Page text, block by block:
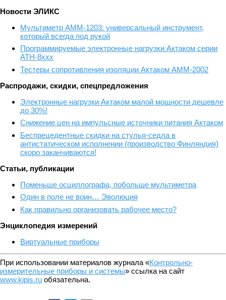
Новости ЭЛИКС
Мультиметр АММ-1203: универсальный инструмент,
который всегда под рукой
Программируемые электронные нагрузки Актаком серии
АТН-8ххх
Тестеры сопротивления изоляции Актаком АММ-2002
Распродажи, скидки, спецпредложения
Электронные нагрузки Актаком малой мощности дешевле
до 30%!
Снижение цен на импульсные источники питания Актаком
Беспрецедентные скидки на стулья-седла в
антистатическом исполнении (производство Финляндия)
скоро заканчиваются!
Статьи, публикации
Поменьше осциллографа, побольше мультиметра
Один в поле не воин… Эволюция
Как правильно организовать рабочее место?
Энциклопедия измерений
Виртуальные приборы
При использовании материалов журнала «Контрольно-
измерительные приборы и системы» ссылка на сайт
www.kipis.ru обязательна.